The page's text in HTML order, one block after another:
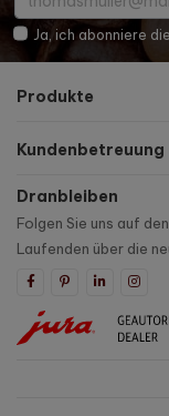
Ja, ich abonniere
Produkte
Kundenbetreuung
Dranbleiben
Folgen Sie uns auf
Laufenden über die